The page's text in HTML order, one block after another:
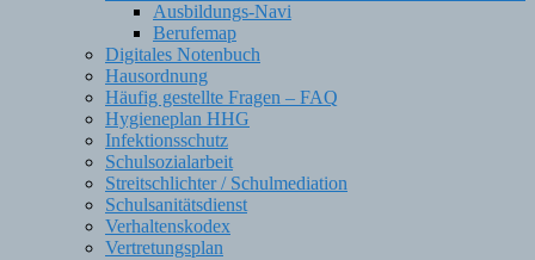
Ausbildungs-Navi
Berufemap
Digitales Notenbuch
Hausordnung
Häufig gestellte Fragen – FAQ
Hygieneplan HHG
Infektionsschutz
Schulsozialarbeit
Streitschlichter / Schulmediation
Schulsanitätsdienst
Verhaltenskodex
Vertretungsplan